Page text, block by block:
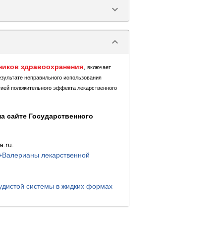
keyboard_arrow_down
keyboard_arrow_down
здравоохранения
включает
неправильного использования
положительного эффекта лекарственного
сайте Государственного
лекарственной
системы в жидких формах